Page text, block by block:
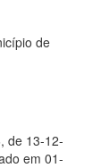
de
de 13-12-
em 01-